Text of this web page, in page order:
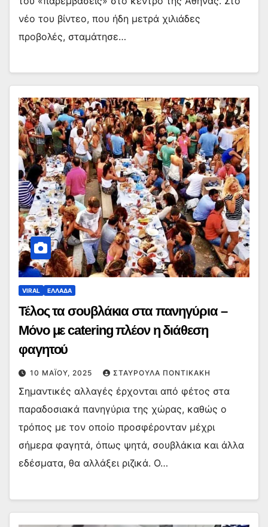
νέο του βίντεο, που ήδη μετρά χιλιάδες
προβολές, σταμάτησε…
VIRAL ΕΛΛΑΔΑ
Τέλος τα σουβλάκια στα πανηγύρια –
Μόνο με catering πλέον η διάθεση
φαγητού
10 ΜΑΪ́ΟΥ, 2025 ΣΤΑΥΡΟΎΛΑ ΠΟΝΤΙΚΆΚΗ
Σημαντικές αλλαγές έρχονται από φέτος στα
παραδοσιακά πανηγύρια της χώρας, καθώς ο
τρόπος με τον οποίο προσφέρονταν μέχρι
σήμερα φαγητά, όπως ψητά, σουβλάκια και άλλα
εδέσματα, θα αλλάξει ριζικά. Ο…